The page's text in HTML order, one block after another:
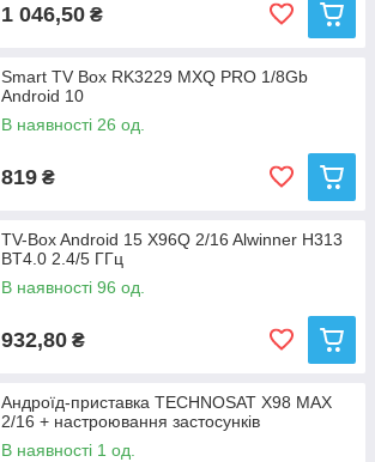
1 046,50 ₴
Smart TV Box RK3229 MXQ PRO 1/8Gb
Android 10
В наявності 26 од.
819 ₴
TV-Box Android 15 X96Q 2/16 Alwinner H313
BT4.0 2.4/5 ГГц
В наявності 96 од.
932,80 ₴
Андроїд-приставка TECHNOSAT X98 MAX
2/16 + настроювання застосунків
В наявності 1 од.